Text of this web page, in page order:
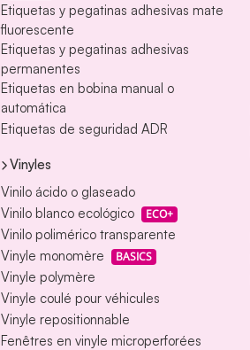
Etiquetas y pegatinas adhesivas mate
fluorescente
Etiquetas y pegatinas adhesivas
permanentes
Etiquetas en bobina manual o
automática
Etiquetas de seguridad ADR
Vinyles
Vinilo ácido o glaseado
Vinilo blanco ecológico
ECO+
Vinilo polimérico transparente
Vinyle monomère
BASICS
Vinyle polymère
Vinyle coulé pour véhicules
Vinyle repositionnable
Fenêtres en vinyle microperforées